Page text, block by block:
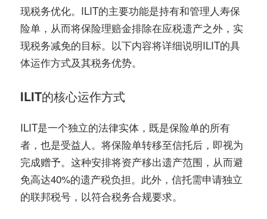
现税务优化。ILIT的主要功能是持有和管理人寿保
险单，从而将保险理赔金排除在应税遗产之外，实
现税务减免的目标。以下内容将详细说明ILIT的具
体运作方式及其税务优势。
ILIT的核心运作方式
ILIT是一个独立的法律实体，既是保险单的所有
者，也是受益人。将保险单转移至信托后，即视为
完成赠予。这种安排将资产移出遗产范围，从而避
免高达40%的遗产税负担。此外，信托需申请独立
的联邦税号，以符合税务合规要求。